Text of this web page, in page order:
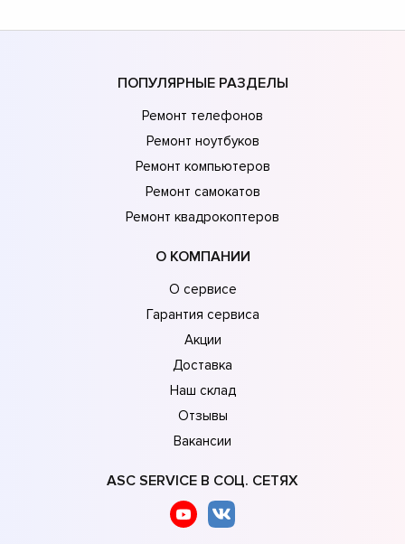
ПОПУЛЯРНЫЕ РАЗДЕЛЫ
Ремонт телефонов
Ремонт ноутбуков
Ремонт компьютеров
Ремонт самокатов
Ремонт квадрокоптеров
О КОМПАНИИ
О сервисе
Гарантия сервиса
Акции
Доставка
Наш склад
Отзывы
Вакансии
ASC SERVICE В СОЦ. СЕТЯХ